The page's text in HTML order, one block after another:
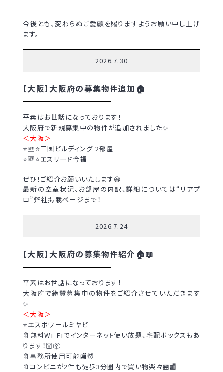
今後とも、変わらぬご愛顧を賜りますようお願い申し上げ
ます。
2026.7.30
【大阪】大阪府の募集物件追加🏠
平素はお世話になっております！
大阪府で新規募集中の物件が追加されました✨
＜大阪＞
⭐🆕⭐三国ビルディング 2部屋
⭐🆕⭐エスリード今福
ぜひ！ご紹介お願いいたします😀
最新の空室状況、お部屋の内訳、詳細については“リアプ
ロ”弊社掲載ページまで！
2026.7.24
【大阪】大阪府の募集物件紹介🏠📖
平素はお世話になっております！
大阪府で絶賛募集中の物件をご紹介させていただきます
✨
＜大阪＞
⭐エスポワールミヤビ
🔖無料Wi-Fiでインターネット使い放題、宅配ボックスもあ
ります！🛜📦
🔖事務所使用可能🏬💆
🔖コンビニが2件も徒歩3分圏内で買い物楽々🏪🏬